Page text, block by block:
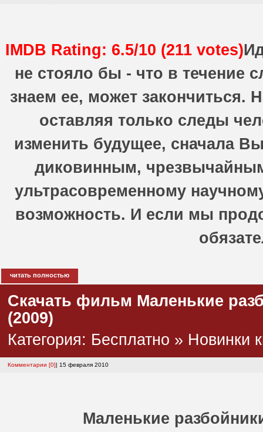
IMDB Rating: 6.5/10 (211 votes)
не стояло бы - что в течение
знаем ее, может закончиться.
оставляя только следы
изменить будущее, сначала
диковинным,
ультрасовременному
возможность. И если мы
читать полностью
Скачать фильм Маленькие
(2009)
Категория: Бесплатно » Новинки
Комментарии [0]| 15 февраля 2010
Маленькие